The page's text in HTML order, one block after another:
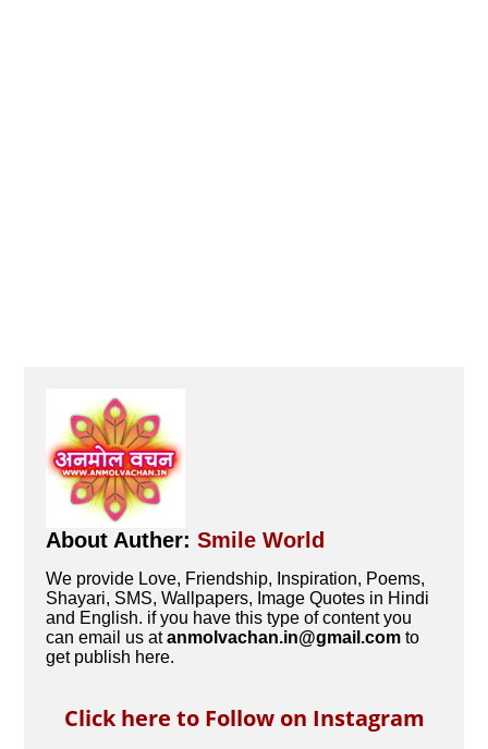
About Auther:Smile World
We provide Love, Friendship, Inspiration, Poems,
Shayari, SMS, Wallpapers, Image Quotes in Hindi
and English. if you have this type of content you
can email us atanmolvachan.in@gmail.com to
get publish here.
Click here to Follow on Instagram